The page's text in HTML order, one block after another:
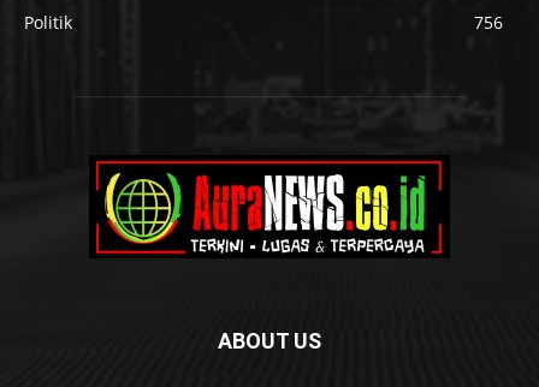
Politik
756
ABOUT US